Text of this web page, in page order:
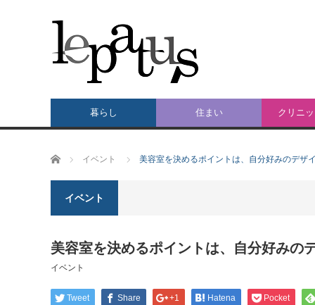
暮らし 住まい クリニ
ホーム イベント 美容室を決めるポイントは、自分好みのデザ
イベント
美容室を決めるポイントは、自分好みの
イベント
Tweet Share +1 Hatena Pocket